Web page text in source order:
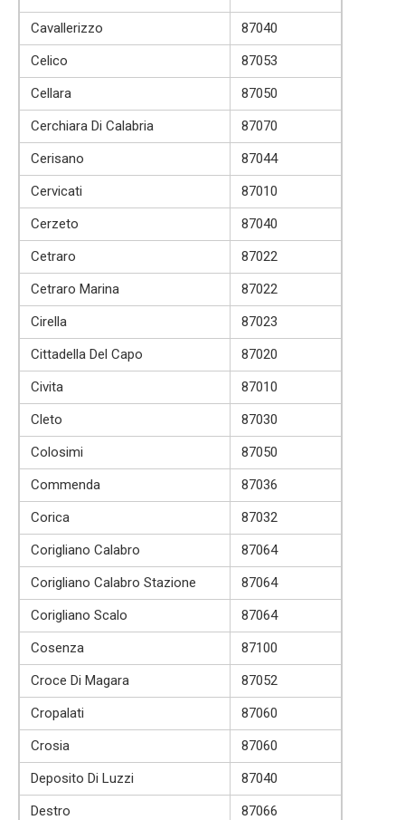
Cavallerizzo
87040
Celico
87053
Cellara
87050
Cerchiara Di Calabria
87070
Cerisano
87044
Cervicati
87010
Cerzeto
87040
Cetraro
87022
Cetraro Marina
87022
Cirella
87023
Cittadella Del Capo
87020
Civita
87010
Cleto
87030
Colosimi
87050
Commenda
87036
Corica
87032
Corigliano Calabro
87064
Corigliano Calabro Stazione
87064
Corigliano Scalo
87064
Cosenza
87100
Croce Di Magara
87052
Cropalati
87060
Crosia
87060
Deposito Di Luzzi
87040
Destro
87066